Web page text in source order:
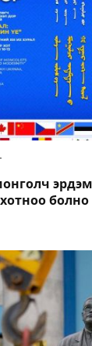
болно